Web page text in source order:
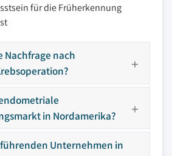
für die Früherkennung
Nachfrage nach
in Nordamerika?
Unternehmen in